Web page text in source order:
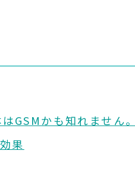
GSMかも知れません。
果